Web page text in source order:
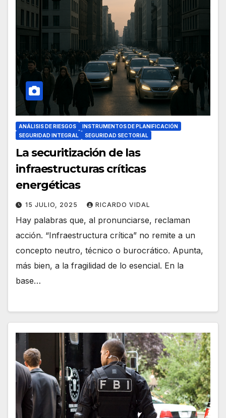
ANÁLISIS DE RIESGOS
INSTRUMENTOS DE PLANIFICACIÓN
SEGURIDAD INTEGRAL
SEGURIDAD SECTORIAL
La securitización de las
infraestructuras críticas
energéticas
15 JULIO, 2025 RICARDO VIDAL
Hay palabras que, al pronunciarse, reclaman
acción. “Infraestructura crítica” no remite a un
concepto neutro, técnico o burocrático. Apunta,
más bien, a la fragilidad de lo esencial. En la
base…